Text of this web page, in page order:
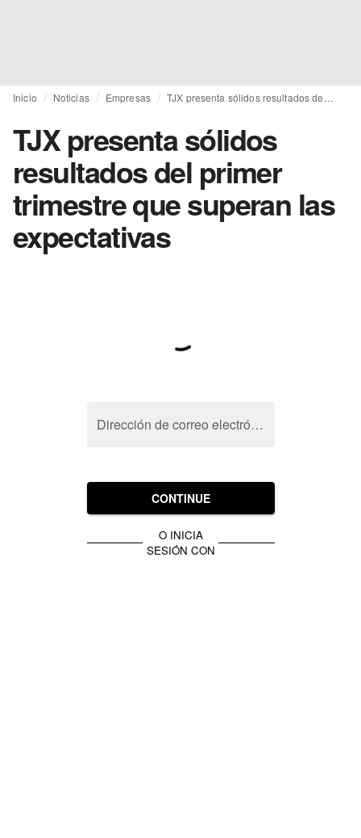
Inicio Noticias Empresas
TJX presenta sólidos
resultados del primer
trimestre que superan las
expectativas
Dirección de correo electrónico
CONTINUE
O INICIA
SESIÓN CON